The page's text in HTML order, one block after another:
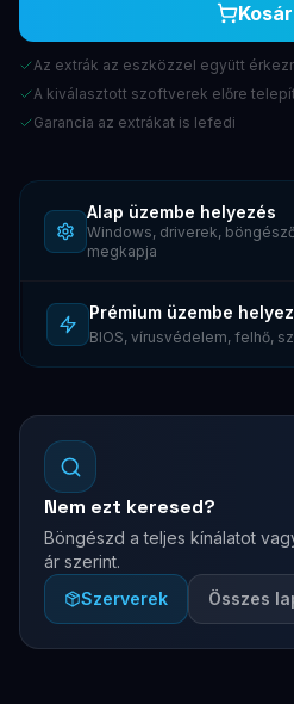
Az extrák az eszközzel együtt
A kiválasztott szoftverek előre
Garancia az extrákat is lefedi
Alap üzembe helyezés
Windows, driverek,
megkapja
Prémium üzembe
BIOS, vírusvédelem, felhő,
Nem ezt keresed?
Böngészd a teljes kínálatot
ár szerint.
Szerverek
Összes